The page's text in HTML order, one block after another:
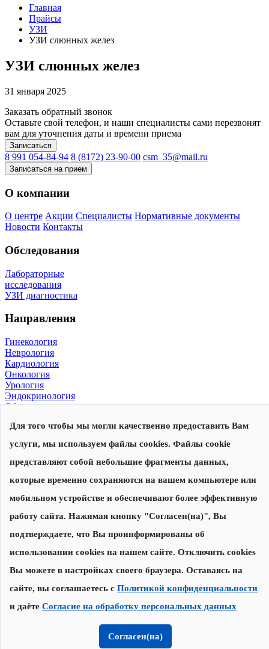
Главная
Прайсы
УЗИ
УЗИ слюнных желез
УЗИ слюнных желез
31 января 2025
Заказать обратный звонок
Оставьте свой телефон, и наши специалисты сами перезвонят
вам для уточнения даты и времени приема
Записаться
8 991 054-84-94 8 (8172) 23-90-00 csm_35@mail.ru
Записаться на прием
О компании
О центре Акции Специалисты Нормативные документы
Новости Контакты
Обследования
Лабораторные
исследования
УЗИ диагностика
Направления
Гинекология
Неврология
Кардиология
Онкология
Урология
Эндокринология
Офтальмология
© 2026, Центр современной медицины
согласие на обработку
персональных данных
Сделано в
Запишитесь на прием
времени приема
Записаться на прием
Политикой конфиденциальностиидаю согласие на обработку
персональных данных
Мы свяжемся с Вами в течение 30 минут.
Для того чтобы мы могли качественно предоставить Вам
услуги, мы используем файлы cookies. Файлы cookie
представляют собой небольшие фрагменты данных,
которые временно сохраняются на вашем компьютере или
мобильном устройстве и обеспечивают более эффективную
работу сайта. Нажимая кнопку "Согласен(на)", Вы
подтверждаете, что Вы проинформированы об
использовании cookies на нашем сайте. Отключить cookies
Вы можете в настройках своего браузера. Оставаясь на
сайте, вы соглашаетесь с Политикой конфиденциальности
и даёте Согласие на обработку персональных данных
Согласен(на)